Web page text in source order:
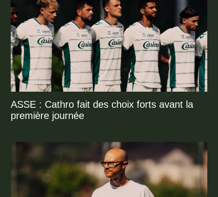
ASSE : Cathro fait des choix forts avant la
première journée